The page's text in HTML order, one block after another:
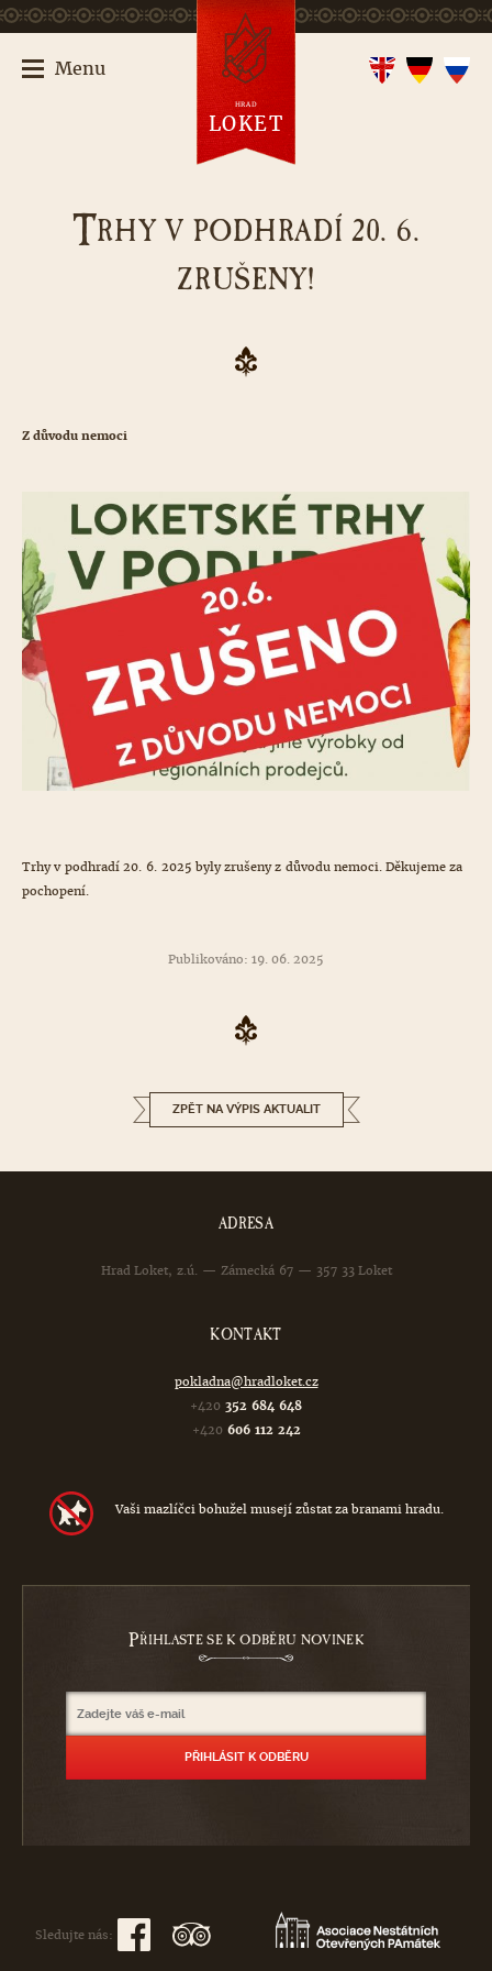
TRHY V PODHRADÍ 20. 6.
ZRUŠENY!
Z důvodu nemoci
Trhy v podhradí 20. 6. 2025 byly zrušeny z důvodu nemoci. Děkujeme za
pochopení.
Publikováno: 19. 06. 2025
ZPĚT NA VÝPIS AKTUALIT
ADRESA
Hrad Loket, z.ú. — Zámecká 67 — 357 33 Loket
KONTAKT
pokladna@hradloket.cz
+420 352 684 648
+420 606 112 242
Vaši mazlíčci bohužel musejí zůstat za branami hradu.
PŘIHLASTE SE K ODBĚRU NOVINEK
Sledujte nás:
Menu
HRAD
LOKET